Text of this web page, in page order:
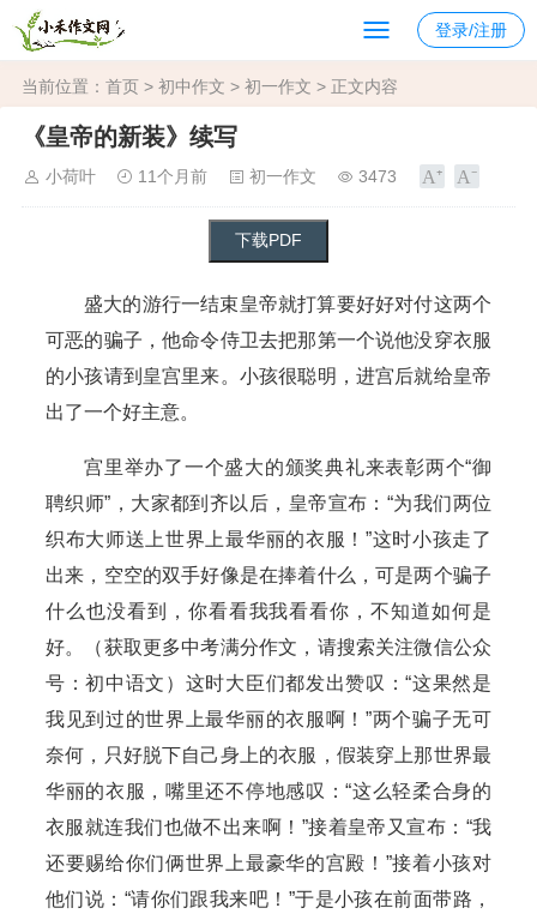
登录/注册
当前位置： 首页 > 初中作文 > 初一作文 > 正文内容
《皇帝的新装》续写
小荷叶 11个月前 初一作文 3473
盛大的游行一结束皇帝就打算要好好对付这两个
可恶的骗子，他命令侍卫去把那第一个说他没穿衣服
的小孩请到皇宫里来。小孩很聪明，进宫后就给皇帝
出了一个好主意。
宫里举办了一个盛大的颁奖典礼来表彰两个“御
聘织师”，大家都到齐以后，皇帝宣布：“为我们两位
织布大师送上世界上最华丽的衣服！”这时小孩走了
出来，空空的双手好像是在捧着什么，可是两个骗子
什么也没看到，你看看我我看看你，不知道如何是
好。（获取更多中考满分作文，请搜索关注微信公众
号：初中语文）这时大臣们都发出赞叹：“这果然是
我见到过的世界上最华丽的衣服啊！”两个骗子无可
奈何，只好脱下自己身上的衣服，假装穿上那世界最
华丽的衣服，嘴里还不停地感叹：“这么轻柔合身的
衣服就连我们也做不出来啊！”接着皇帝又宣布：“我
还要赐给你们俩世界上最豪华的宫殿！”接着小孩对
他们说：“请你们跟我来吧！”于是小孩在前面带路，